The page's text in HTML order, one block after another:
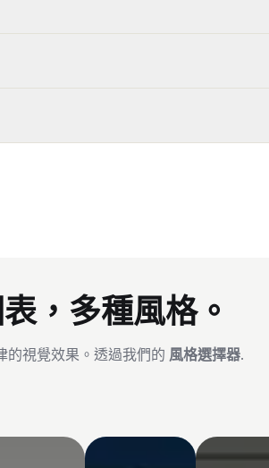
，多種風格。
的視覺效果。透過我們的 風格選擇器.